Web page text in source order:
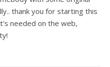
thank you for starting this
needed on the web,